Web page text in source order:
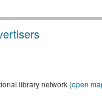
library network (open